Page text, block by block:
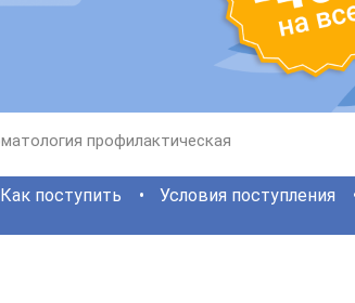
профилактическая
Как поступить
Условия поступления